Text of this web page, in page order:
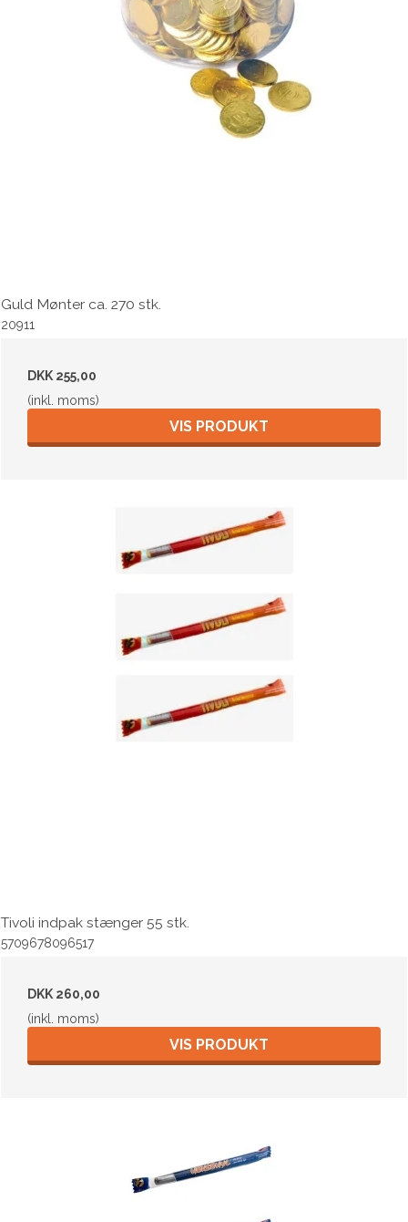
Guld Mønter ca. 270 stk.
20911
DKK 255,00
(inkl. moms)
VIS PRODUKT
Tivoli indpak stænger 55 stk.
5709678096517
DKK 260,00
(inkl. moms)
VIS PRODUKT